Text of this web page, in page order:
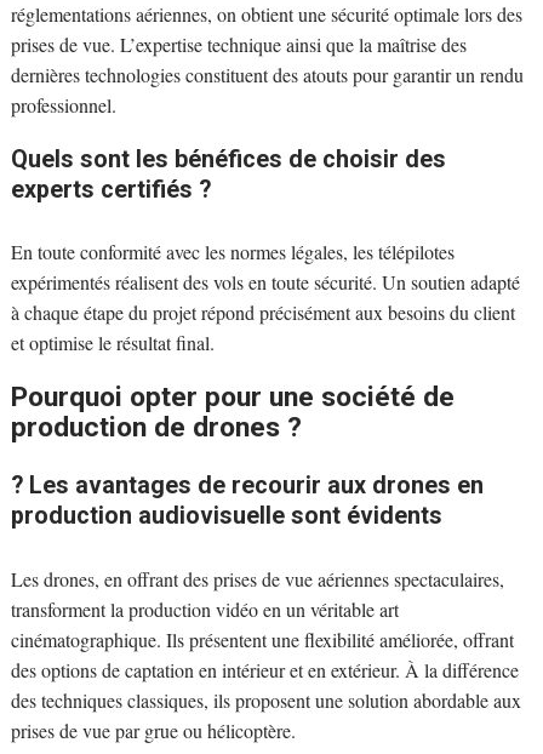
réglementations aériennes, on obtient une sécurité optimale lors des
prises de vue. L’expertise technique ainsi que la maîtrise des
dernières technologies constituent des atouts pour garantir un rendu
professionnel.
Quels sont les bénéfices de choisir des
experts certifiés ?
En toute conformité avec les normes légales, les télépilotes
expérimentés réalisent des vols en toute sécurité. Un soutien adapté
à chaque étape du projet répond précisément aux besoins du client
et optimise le résultat final.
Pourquoi opter pour une société de
production de drones ?
? Les avantages de recourir aux drones en
production audiovisuelle sont évidents
Les drones, en offrant des prises de vue aériennes spectaculaires,
transforment la production vidéo en un véritable art
cinématographique. Ils présentent une flexibilité améliorée, offrant
des options de captation en intérieur et en extérieur. À la différence
des techniques classiques, ils proposent une solution abordable aux
prises de vue par grue ou hélicoptère.